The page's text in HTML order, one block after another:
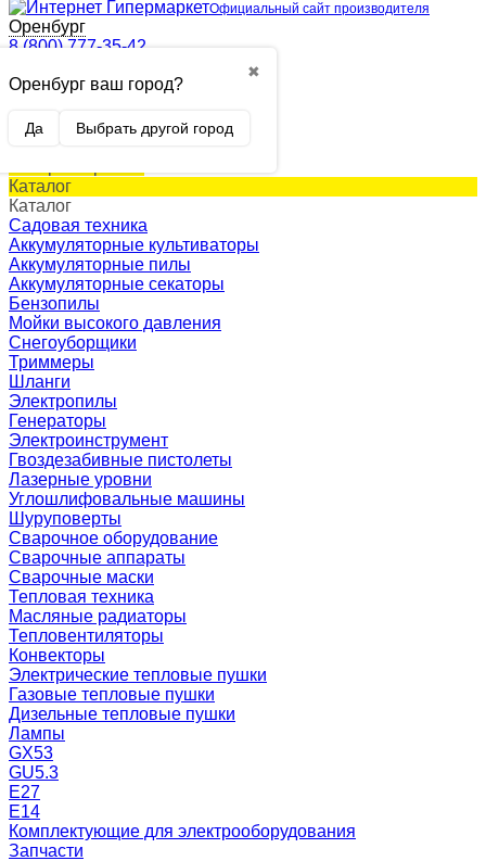
Официальный сайт производителя
Оренбург
✖
Оренбург ваш город?
Да Выбрать другой город
8 (800) 777-35-42
0
0 p.
(пусто)
Каталог
Каталог
Садовая техника
Аккумуляторные культиваторы
Аккумуляторные пилы
Аккумуляторные секаторы
Бензопилы
Мойки высокого давления
Снегоуборщики
Триммеры
Шланги
Электропилы
Генераторы
Электроинструмент
Гвоздезабивные пистолеты
Лазерные уровни
Углошлифовальные машины
Шуруповерты
Сварочное оборудование
Сварочные аппараты
Сварочные маски
Тепловая техника
Масляные радиаторы
Тепловентиляторы
Конвекторы
Электрические тепловые пушки
Газовые тепловые пушки
Дизельные тепловые пушки
Лампы
GX53
GU5.3
Е27
Е14
Комплектующие для электрооборудования
Запчасти